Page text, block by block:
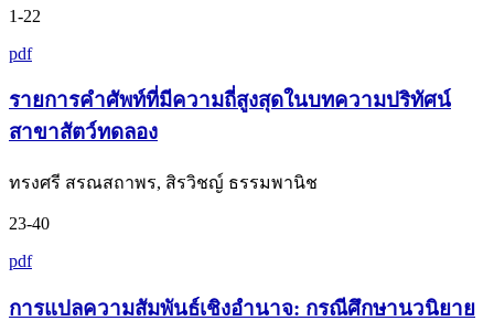
1-22
pdf
รายการคำศัพท์ที่มีความถี่สูงสุดในบทความปริทัศน์
สาขาสัตว์ทดลอง
ทรงศรี สรณสถาพร, สิรวิชญ์ ธรรมพานิช
23-40
pdf
การแปลความสัมพันธ์เชิงอำนาจ: กรณีศึกษานวนิยาย